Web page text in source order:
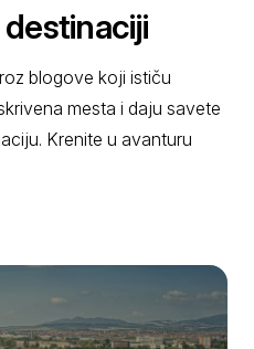
blogove koji ističu
mesta i daju savete
Krenite u avanturu